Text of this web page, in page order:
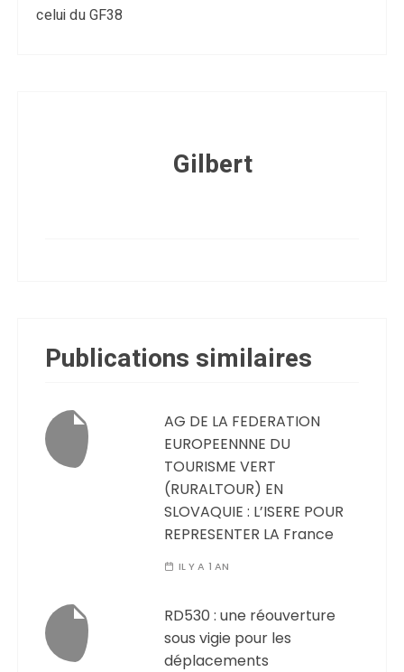
celui du GF38
Gilbert
Publications similaires
AG DE LA FEDERATION
EUROPEENNNE DU
TOURISME VERT
(RURALTOUR) EN
SLOVAQUIE : L’ISERE POUR
REPRESENTER LA France
IL Y A 1 AN
RD530 : une réouverture
sous vigie pour les
déplacements